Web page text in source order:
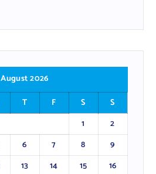
August 2026
T F S
S
1
2
6 7 8
9
13 14 15 16